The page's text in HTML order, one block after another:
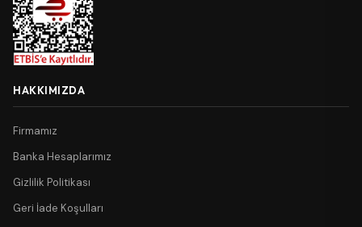
HAKKIMIZDA
Firmamız
Banka Hesaplarımız
Gizlilik Politikası
Geri İade Koşulları